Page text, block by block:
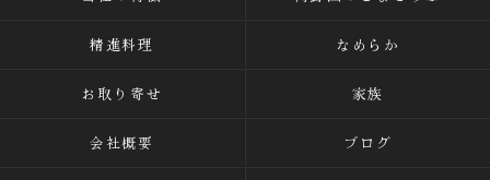
精進料理 なめらか
お取り寄せ 家族
会社概要 ブログ